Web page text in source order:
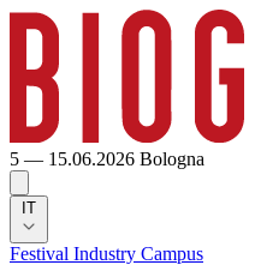
5 — 15.06.2026 Bologna
IT
Festival Industry Campus